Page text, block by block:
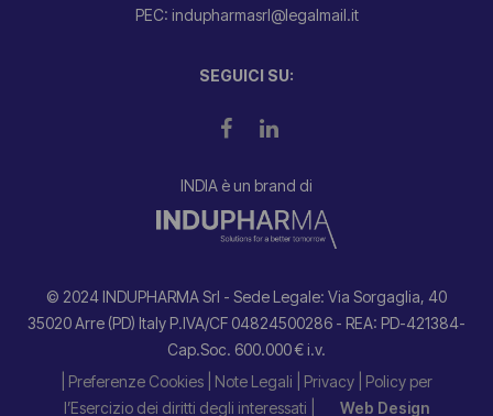
PEC: indupharmasrl@legalmail.it
SEGUICI SU:
INDIA è un brand di
© 2024 INDUPHARMA Srl - Sede Legale: Via Sorgaglia, 40
35020 Arre (PD) Italy P.IVA/CF 04824500286 - REA: PD-421384-
Cap.Soc. 600.000 € i.v.
| Preferenze Cookies
| Note Legali | Privacy
| Policy per
l’Esercizio dei diritti degli interessati |
Web Design